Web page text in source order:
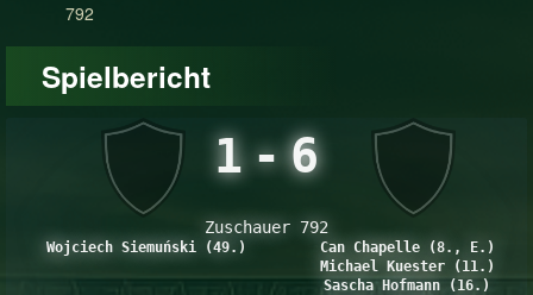
792
Spielbericht
1 -6
Zuschauer 792
Wojciech Siemuński (49.)
Can Chapelle (8., E.)
Michael Kuester (11.)
Sascha Hofmann (16.)